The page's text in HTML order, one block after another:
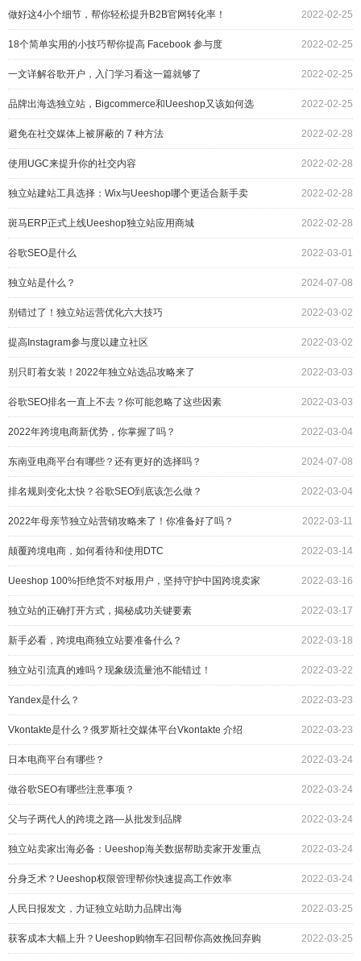
做好这4小个细节，帮你轻松提升B2B官网转化率！ 2022-02-25
18个简单实用的小技巧帮你提高 Facebook 参与度 2022-02-25
一文详解谷歌开户，入门学习看这一篇就够了 2022-02-25
品牌出海选独立站，Bigcommerce和Ueeshop又该如何选
择？
2022-02-25
避免在社交媒体上被屏蔽的 7 种方法 2022-02-28
使用UGC来提升你的社交内容 2022-02-28
独立站建站工具选择：Wix与Ueeshop哪个更适合新手卖
家？
2022-02-28
斑马ERP正式上线Ueeshop独立站应用商城 2022-02-28
谷歌SEO是什么 2022-03-01
独立站是什么？ 2024-07-08
别错过了！独立站运营优化六大技巧 2022-03-02
提高Instagram参与度以建立社区 2022-03-02
别只盯着女装！2022年独立站选品攻略来了 2022-03-03
谷歌SEO排名一直上不去？你可能忽略了这些因素 2022-03-03
2022年跨境电商新优势，你掌握了吗？ 2022-03-04
东南亚电商平台有哪些？还有更好的选择吗？ 2024-07-08
排名规则变化太快？谷歌SEO到底该怎么做？ 2022-03-04
2022年母亲节独立站营销攻略来了！你准备好了吗？ 2022-03-11
颠覆跨境电商，如何看待和使用DTC 2022-03-14
Ueeshop 100%拒绝货不对板用户，坚持守护中国跨境卖家
的商誉！
2022-03-16
独立站的正确打开方式，揭秘成功关键要素 2022-03-17
新手必看，跨境电商独立站要准备什么？ 2022-03-18
独立站引流真的难吗？现象级流量池不能错过！ 2022-03-22
Yandex是什么？ 2022-03-23
Vkontakte是什么？俄罗斯社交媒体平台Vkontakte 介绍 2022-03-23
日本电商平台有哪些？ 2022-03-24
做谷歌SEO有哪些注意事项？ 2022-03-24
父与子两代人的跨境之路—从批发到品牌 2022-03-24
独立站卖家出海必备：Ueeshop海关数据帮助卖家开发重点
客户
2022-03-24
分身乏术？Ueeshop权限管理帮你快速提高工作效率 2022-03-24
人民日报发文，力证独立站助力品牌出海 2022-03-25
获客成本大幅上升？Ueeshop购物车召回帮你高效挽回弃购
客户
2022-03-25